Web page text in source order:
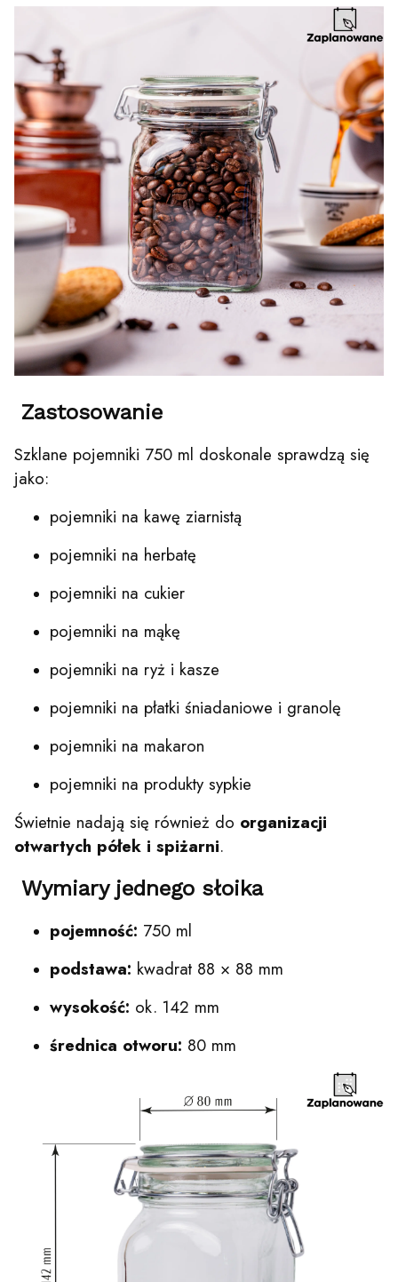
Zastosowanie
Szklane pojemniki 750 ml doskonale sprawdzą się
jako:
pojemniki na kawę ziarnistą
pojemniki na herbatę
pojemniki na cukier
pojemniki na mąkę
pojemniki na ryż i kasze
pojemniki na płatki śniadaniowe i granolę
pojemniki na makaron
pojemniki na produkty sypkie
Świetnie nadają się również do organizacji
otwartych półek i spiżarni.
Wymiary jednego słoika
pojemność: 750 ml
podstawa: kwadrat 88 × 88 mm
wysokość: ok. 142 mm
średnica otworu: 80 mm